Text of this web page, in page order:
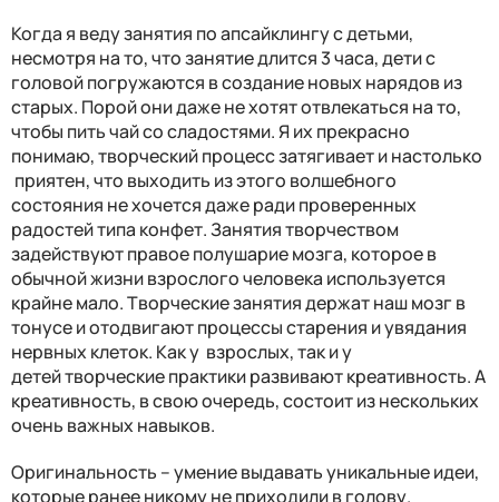
Когда я веду занятия по апсайклингу с детьми,
несмотря на то, что занятие длится 3 часа, дети с
головой погружаются в создание новых нарядов из
старых. Порой они даже не хотят отвлекаться на то,
чтобы пить чай со сладостями. Я их прекрасно
понимаю, творческий процесс затягивает и настолько
приятен, что выходить из этого волшебного
состояния не хочется даже ради проверенных
радостей типа конфет. Занятия творчеством
задействуют правое полушарие мозга, которое в
обычной жизни взрослого человека используется
крайне мало. Творческие занятия держат наш мозг в
тонусе и отодвигают процессы старения и увядания
нервных клеток. Как у взрослых, так и у
детей творческие практики развивают креативность. А
креативность, в свою очередь, состоит из нескольких
очень важных навыков.
Оригинальность – умение выдавать уникальные идеи,
которые ранее никому не приходили в голову.